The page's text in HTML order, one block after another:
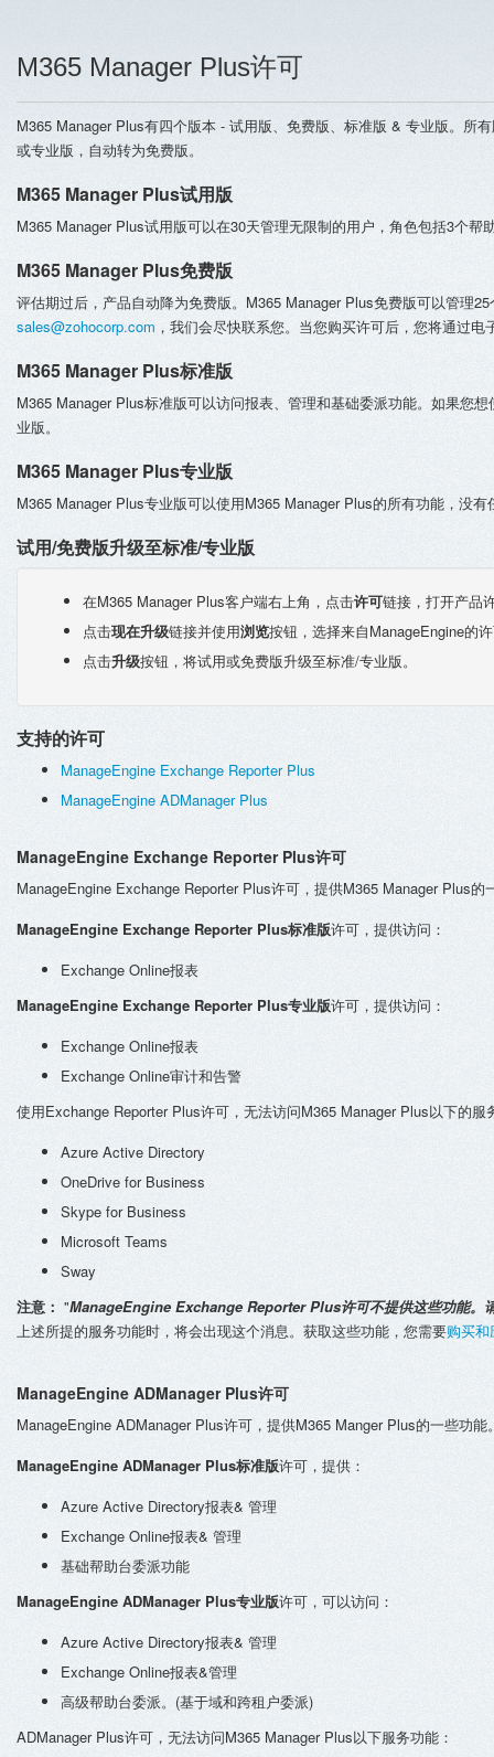
M365 Manager Plus许可
M365 Manager Plus有四个版本 - 试用版、免费版、标准版 & 专业版。所
或专业版，自动转为免费版。
M365 Manager Plus试用版
M365 Manager Plus试用版可以在30天管理无限制的用户，角色包括3个帮
M365 Manager Plus免费版
评估期过后，产品自动降为免费版。M365 Manager Plus免费版可以管理
sales@zohocorp.com ，我们会尽快联系您。当您购买许可后，您将通过电
M365 Manager Plus标准版
M365 Manager Plus标准版可以访问报表、管理和基础委派功能。如果您
业版。
M365 Manager Plus专业版
M365 Manager Plus专业版可以使用M365 Manager Plus的所有功能，没有
试用/免费版升级至标准/专业版
在M365 Manager Plus客户端右上角，点击许可链接，打开产品
点击现在升级链接并使用浏览按钮，选择来自ManageEngine的
点击升级按钮，将试用或免费版升级至标准/专业版。
支持的许可
ManageEngine Exchange Reporter Plus
ManageEngine ADManager Plus
ManageEngine Exchange Reporter Plus许可
ManageEngine Exchange Reporter Plus许可，提供M365 Manager Plus的
ManageEngine Exchange Reporter Plus标准版许可，提供访问：
Exchange Online报表
ManageEngine Exchange Reporter Plus专业版许可，提供访问：
Exchange Online报表
Exchange Online审计和告警
使用Exchange Reporter Plus许可，无法访问M365 Manager Plus以下的服
Azure Active Directory
OneDrive for Business
Skype for Business
Microsoft Teams
Sway
注意： "ManageEngine Exchange Reporter Plus许可不提供这些功能。
上述所提的服务功能时，将会出现这个消息。获取这些功能，您需要购买
ManageEngine ADManager Plus许可
ManageEngine ADManager Plus许可，提供M365 Manger Plus的一些功能
ManageEngine ADManager Plus标准版许可，提供：
Azure Active Directory报表& 管理
Exchange Online报表& 管理
基础帮助台委派功能
ManageEngine ADManager Plus专业版许可，可以访问：
Azure Active Directory报表& 管理
Exchange Online报表&管理
高级帮助台委派。(基于域和跨租户委派)
ADManager Plus许可，无法访问M365 Manager Plus以下服务功能：